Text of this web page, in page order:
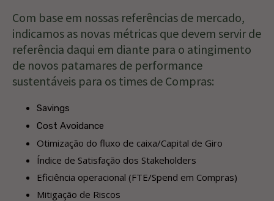
Com base em nossas referências de mercado,
indicamos as novas métricas que devem servir de
referência daqui em diante para o atingimento
de novos patamares de performance
sustentáveis para os times de Compras:
Savings
Cost Avoidance
Otimização do fluxo de caixa/Capital de Giro
Índice de Satisfação dos Stakeholders
Eficiência operacional (FTE/Spend em Compras)
Mitigação de Riscos